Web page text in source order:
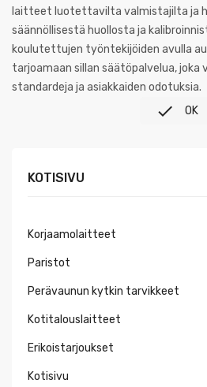
laitteet luotettavilta valmistajilta ja
säännöllisestä huollosta ja
koulutettujen työntekijöiden avulla
tarjoamaan sillan säätöpalvelua, joka
standardeja ja asiakkaiden odotuksia.
 OK
KOTISIVU
Korjaamolaitteet
Paristot
Perävaunun kytkin tarvikkeet
Kotitalouslaitteet
Erikoistarjoukset
Kotisivu